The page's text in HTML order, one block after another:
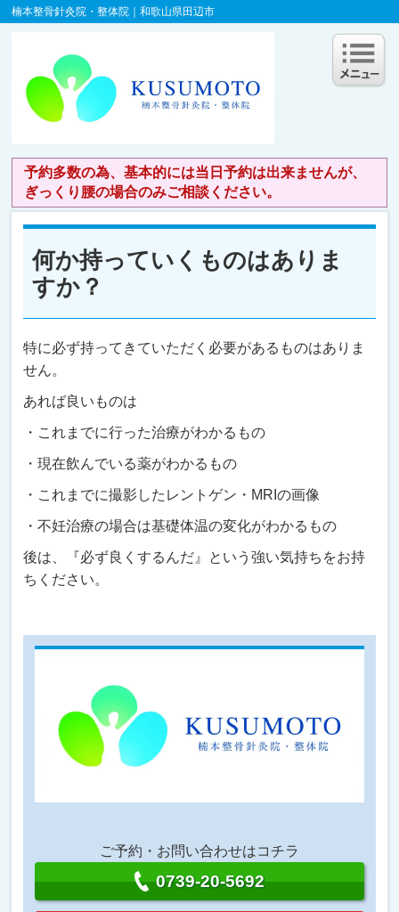
楠本整骨針灸院・整体院｜和歌山県田辺市
予約多数の為、基本的には当日予約は出来ませんが、
ぎっくり腰の場合のみご相談ください。
何か持っていくものはありま
すか？
特に必ず持ってきていただく必要があるものはありま
せん。
あれば良いものは
・これまでに行った治療がわかるもの
・現在飲んでいる薬がわかるもの
・これまでに撮影したレントゲン・MRIの画像
・不妊治療の場合は基礎体温の変化がわかるもの
後は、『必ず良くするんだ』という強い気持ちをお持
ちください。
ご予約・お問い合わせはコチラ
0739-20-5692